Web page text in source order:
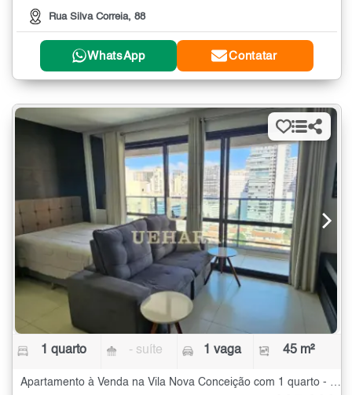
Rua Silva Correia, 88
WhatsApp Contatar
1 quarto - suíte 1 vaga 45 m²
Apartamento à Venda na Vila Nova Conceição com 1 quarto - 45 m²